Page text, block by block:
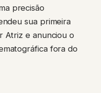
precisão
sua primeira
Atriz e anunciou o
fora do